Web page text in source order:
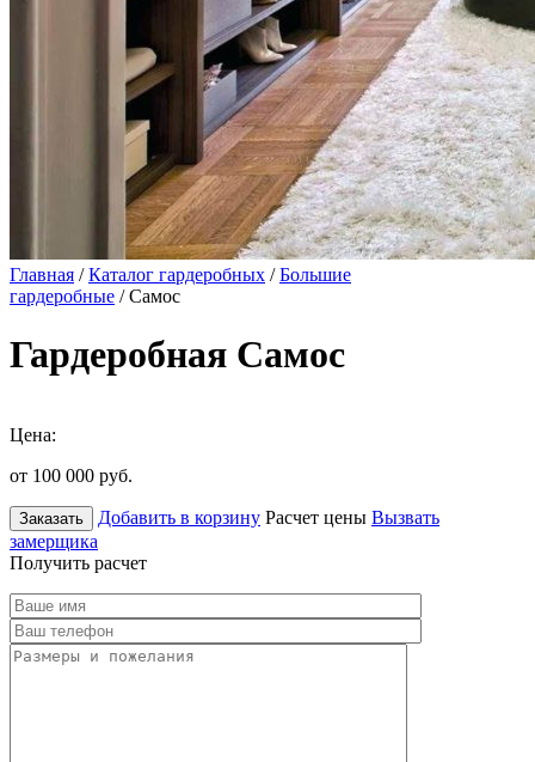
Главная /Каталог гардеробных /Большие
гардеробные / Самос
Гардеробная Самос
Цена:
от 100 000 руб.
Заказать Добавить в корзину Расчет цены Вызвать
замерщика
Получить расчет